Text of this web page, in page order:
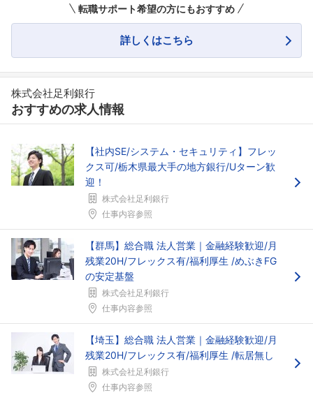
フォローしました
こちらの企業もフォローしませんか？
転職サポート希望の方にもおすすめ
詳しくはこちら
株式会社足利銀行
おすすめの求人情報
【社内SE/システム・セキュリティ】フレッ
クス可/栃木県最大手の地方銀行/Uターン歓
迎！
株式会社足利銀行
仕事内容参照
【群馬】総合職 法人営業｜金融経験歓迎/月
残業20H/フレックス有/福利厚生 /めぶきFG
の安定基盤
株式会社足利銀行
仕事内容参照
【埼玉】総合職 法人営業｜金融経験歓迎/月
残業20H/フレックス有/福利厚生 /転居無し
株式会社足利銀行
仕事内容参照